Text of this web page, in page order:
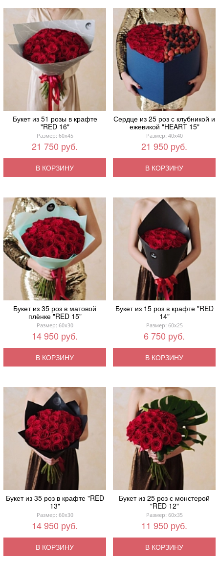
Букет из 51 розы в крафте
"RED 16"
Размер: 60x45
21 750 руб.
В КОРЗИНУ
Сердце из 25 роз с клубникой и
ежевикой "HEART 15"
Размер: 40x40
21 950 руб.
В КОРЗИНУ
Букет из 35 роз в матовой
плёнке "RED 15"
Размер: 60x30
14 950 руб.
В КОРЗИНУ
Букет из 15 роз в крафте "RED
14"
Размер: 60x25
6 750 руб.
В КОРЗИНУ
Букет из 35 роз в крафте "RED
13"
Размер: 60x30
14 950 руб.
В КОРЗИНУ
Букет из 25 роз с монстерой
"RED 12"
Размер: 60x35
11 950 руб.
В КОРЗИНУ